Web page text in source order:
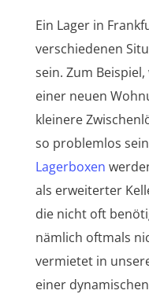
Ein Lager in
verschiedenen
sein. Zum
einer neuen
kleinere
so problemlos
Lagerboxen
als erweiterter
die nicht oft
nämlich oftmals
vermietet in unserer
einer